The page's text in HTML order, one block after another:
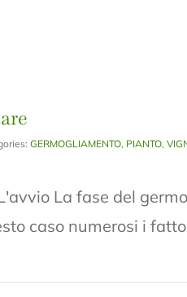
GERMOGLIAMENTO, PIANTO,
La fase del
caso numerosi i